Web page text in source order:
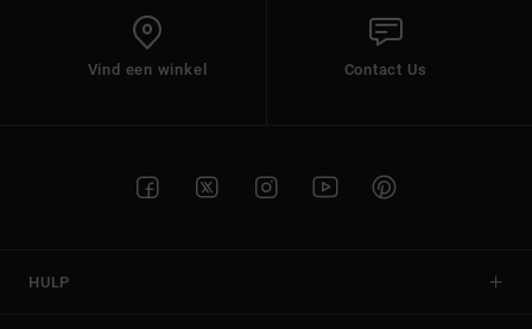
Vind een winkel Contact Us
HULP